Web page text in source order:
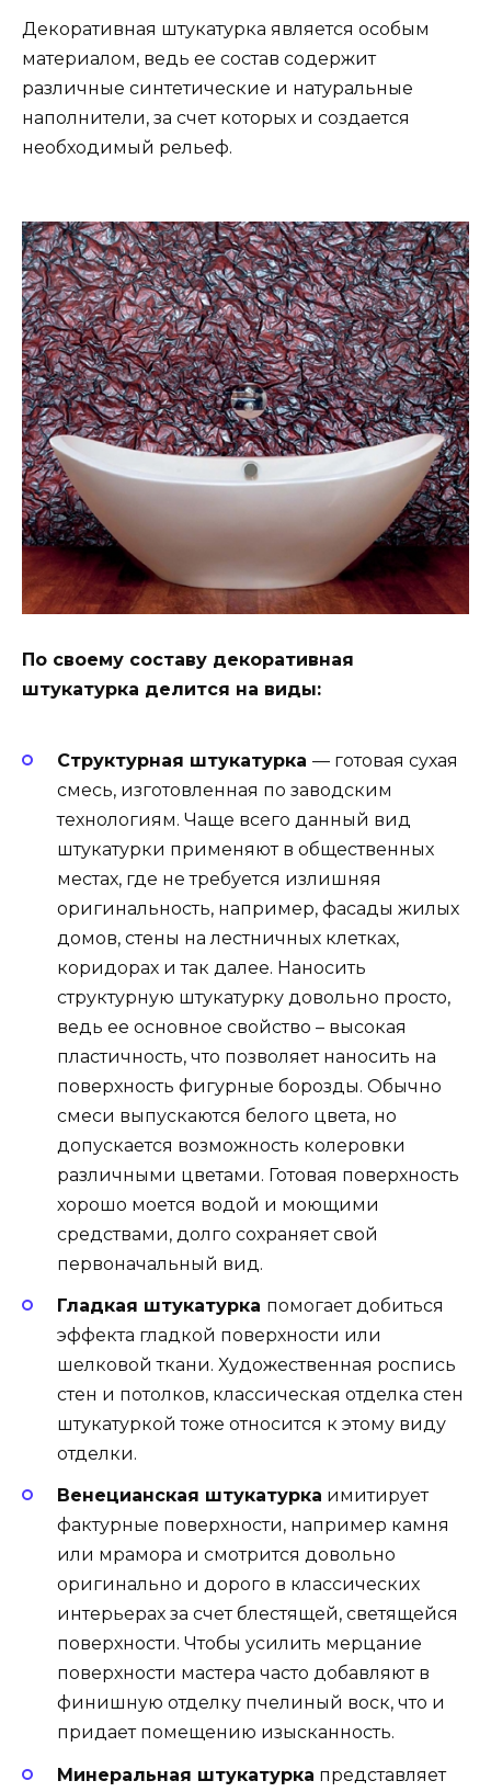
Декоративная штукатурка является особым
материалом, ведь ее состав содержит
различные синтетические и натуральные
наполнители, за счет которых и создается
необходимый рельеф.
По своему составу декоративная
штукатурка делится на виды:
Структурная штукатурка — готовая сухая
смесь, изготовленная по заводским
технологиям. Чаще всего данный вид
штукатурки применяют в общественных
местах, где не требуется излишняя
оригинальность, например, фасады жилых
домов, стены на лестничных клетках,
коридорах и так далее. Наносить
структурную штукатурку довольно просто,
ведь ее основное свойство – высокая
пластичность, что позволяет наносить на
поверхность фигурные борозды. Обычно
смеси выпускаются белого цвета, но
допускается возможность колеровки
различными цветами. Готовая поверхность
хорошо моется водой и моющими
средствами, долго сохраняет свой
первоначальный вид.
Гладкая штукатурка помогает добиться
эффекта гладкой поверхности или
шелковой ткани. Художественная роспись
стен и потолков, классическая отделка стен
штукатуркой тоже относится к этому виду
отделки.
Венецианская штукатурка имитирует
фактурные поверхности, например камня
или мрамора и смотрится довольно
оригинально и дорого в классических
интерьерах за счет блестящей, светящейся
поверхности. Чтобы усилить мерцание
поверхности мастера часто добавляют в
финишную отделку пчелиный воск, что и
придает помещению изысканность.
Минеральная штукатурка представляет